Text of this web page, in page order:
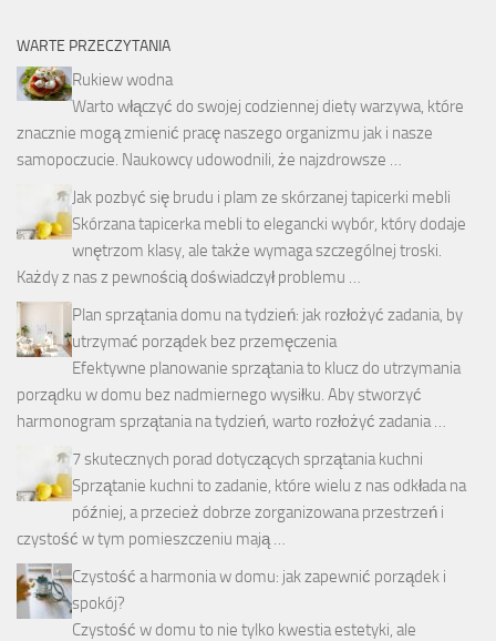
WARTE PRZECZYTANIA
Rukiew wodna
Warto włączyć do swojej codziennej diety warzywa, które
znacznie mogą zmienić pracę naszego organizmu jak i nasze
samopoczucie. Naukowcy udowodnili, że najzdrowsze …
Jak pozbyć się brudu i plam ze skórzanej tapicerki mebli
Skórzana tapicerka mebli to elegancki wybór, który dodaje
wnętrzom klasy, ale także wymaga szczególnej troski.
Każdy z nas z pewnością doświadczył problemu …
Plan sprzątania domu na tydzień: jak rozłożyć zadania, by
utrzymać porządek bez przemęczenia
Efektywne planowanie sprzątania to klucz do utrzymania
porządku w domu bez nadmiernego wysiłku. Aby stworzyć
harmonogram sprzątania na tydzień, warto rozłożyć zadania …
7 skutecznych porad dotyczących sprzątania kuchni
Sprzątanie kuchni to zadanie, które wielu z nas odkłada na
później, a przecież dobrze zorganizowana przestrzeń i
czystość w tym pomieszczeniu mają …
Czystość a harmonia w domu: jak zapewnić porządek i
spokój?
Czystość w domu to nie tylko kwestia estetyki, ale